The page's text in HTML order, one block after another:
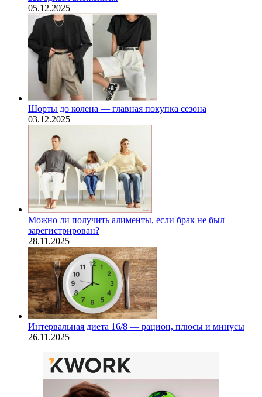
05.12.2025
Шорты до колена — главная покупка сезона
03.12.2025
Можно ли получить алименты, если брак не был
зарегистрирован?
28.11.2025
Интервальная диета 16/8 — рацион, плюсы и минусы
26.11.2025